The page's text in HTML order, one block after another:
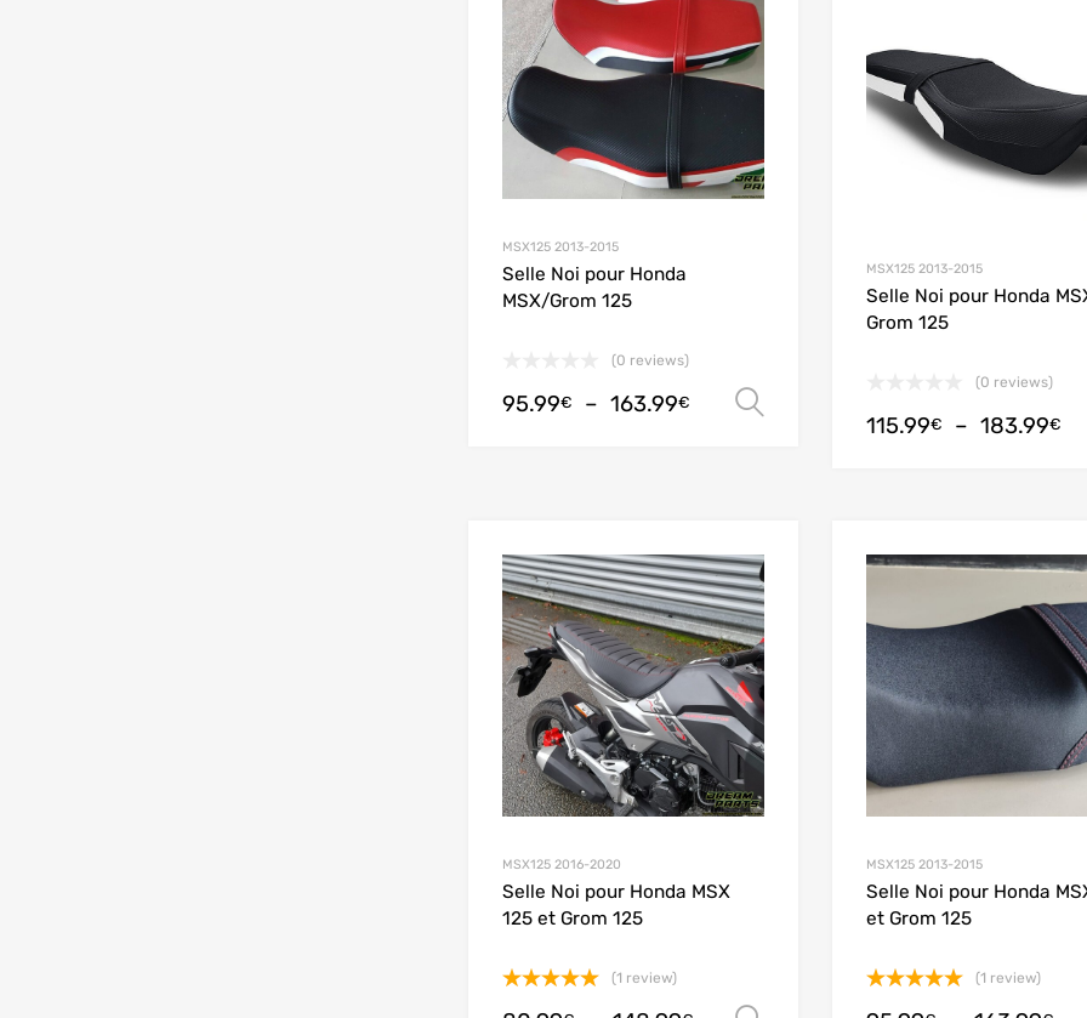
MSX125 2013-2015
Selle Noi pour Honda
MSX/Grom 125
(0 reviews)
95.99€ – 163.99€
MSX125 2013-2015
Selle Noi pour Honda
Grom 125
(0 reviews)
115.99€ – 183.99€
Add to Wishlist
MSX125 2016-2020
Selle Noi pour Honda MSX
125 et Grom 125
(1 review)
MSX125 2013-2015
Selle Noi pour Honda
et Grom 125
(1 review)